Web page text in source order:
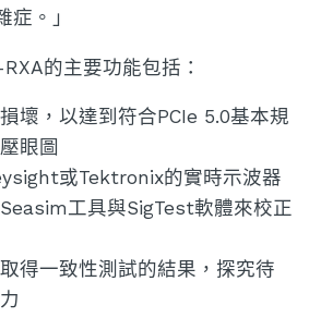
症。」
的主要功能包括：
壞，以達到符合PCIe 5.0基本規
眼圖
或Tektronix的實時示波器
工具與SigTest軟體來校正
得一致性測試的結果，探究待